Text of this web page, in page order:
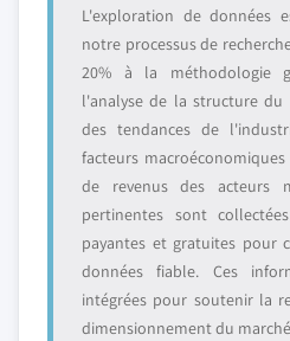
L'exploration de données
notre processus de
20% à la méthodologie
l'analyse de la structure du
des tendances de
facteurs
de revenus des acteurs
pertinentes sont
payantes et gratuites pour
données fiable. Ces
intégrées pour soutenir la
dimensionnement du